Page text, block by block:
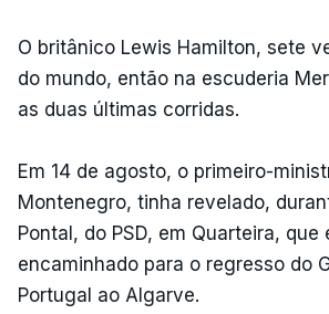
O britânico Lewis Hamilton, sete
do mundo, então na escuderia
as duas últimas corridas.
Em 14 de agosto, o primeiro-
Montenegro, tinha revelado,
Pontal, do PSD, em Quarteira,
encaminhado para o regresso do
Portugal ao Algarve.